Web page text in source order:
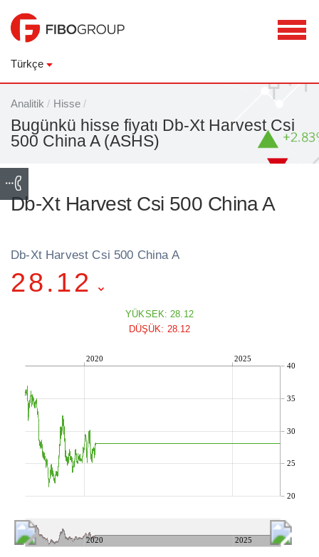
Türkçe
Analitik / Hisse /
Bugünkü hisse fiyatı Db-Xt Harvest Csi
500 China A (ASHS)
Db-Xt Harvest Csi 500 China A
Db-Xt Harvest Csi 500 China A
28.12
YÜKSEK: 28.12
DÜŞÜK: 28.12
2020 2025
20
25
30
35
40
2020 2025